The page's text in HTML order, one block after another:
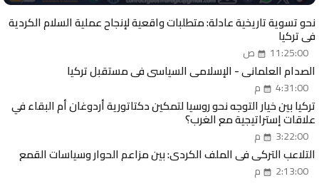
نحو تسوية تاريخية عادلة: متطلبات واقعية لإنجاح عملية السلام الكردية
في تركيا
11:25:00 ص
الصدام العلماني - الإسلامي السياسي في مستقبل تركيا
4:31:00 م
تركيا بين خيار التوجه نحو روسيا لتمكين دكتاتورية أردوغان أم البقاء في
علاقات إستراتيجية مع الغرب؟
3:22:00 م
التلاعب التركي في الملف الكردي: بين مزاعم الحوار وسياسات القمع
2:13:00 م